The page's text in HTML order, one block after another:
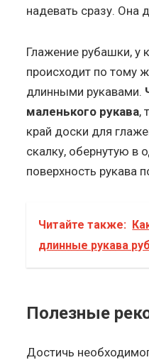
надевать сразу. Она
Глажение рубашки, у
происходит по тому
длинными рукавами.
маленького рукава,
край доски для
скалку, обернутую в
поверхность рукава
Читайте также:
длинные рукава
Полезные
Достичь